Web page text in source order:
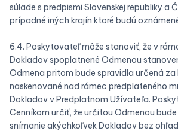
súlade s predpismi Slovenskej republiky a
prípadné iných krajín ktoré budú
6.4. Poskytovateľ môže stanoviť, že v
Dokladov spoplatnené Odmenou
Odmena pritom bude spravidla určená za
naskenované nad rámec predplateného
Dokladov v Predplatnom Užívateľa.
Cenníkom určiť, že určitou Odmenou
snímanie akýchkoľvek Dokladov bez